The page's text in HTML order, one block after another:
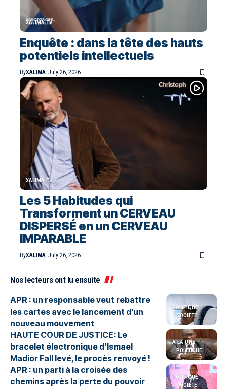
XALIMA TV
Enquête : dans la tête des hauts
potentiels intellectuels
ByXALIMA July 26, 2026
XALIMA TV
Les 5 Habitudes qui
Transforment un CERVEAU
DISPERSÉ en un CERVEAU
IMPARABLE
ByXALIMA July 26, 2026
Nos lecteurs ont lu ensuite
POLITIQUE
SOCIETE
APR : un responsable veut rebattre
les cartes avec le lancement d’un
nouveau mouvement
A LA UNE
POLITIQUE
HAUTE COUR DE JUSTICE: Le
bracelet électronique d’Ismael
Madior Fall levé, le procès renvoyé !
POLITIQUE
SOCIETE
APR : un parti à la croisée des
chemins après la perte du pouvoir